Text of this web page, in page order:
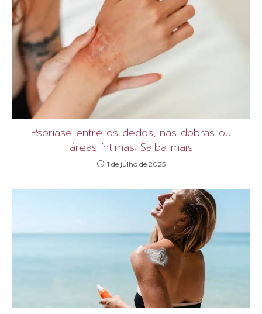
Psoríase entre os dedos, nas dobras ou
áreas íntimas: Saiba mais
1 de julho de 2025